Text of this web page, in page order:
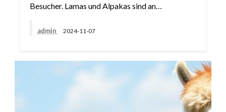
Besucher. Lamas und Alpakas sind an…
admin 2024-11-07